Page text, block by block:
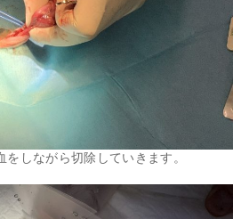
しながら切除していきます。